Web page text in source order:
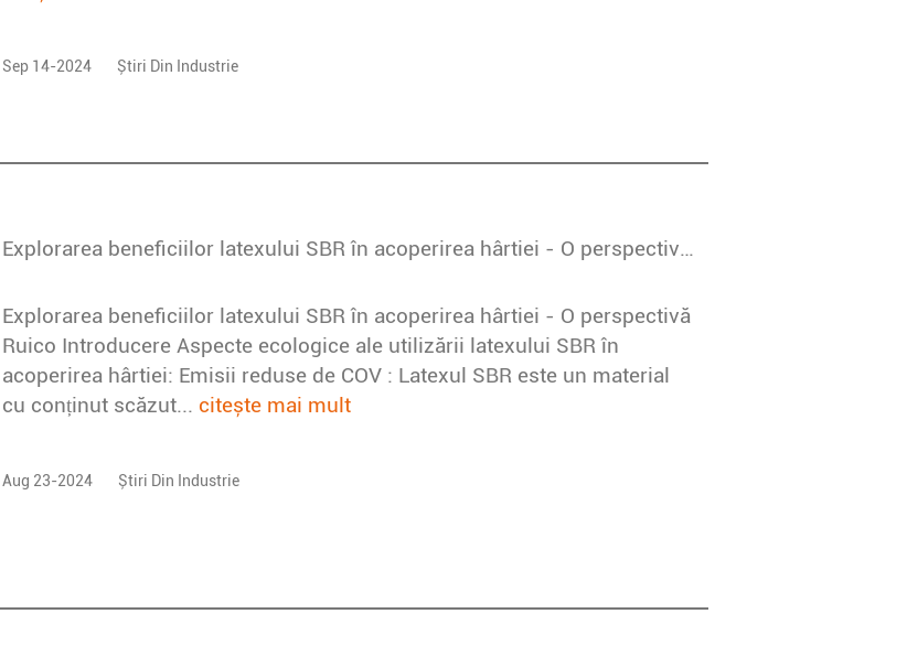
Sep 14-2024 Știri Din Industrie
Explorarea beneficiilor latexului SBR în acoperirea hârtiei - O perspectivă Ruico Introducere
Explorarea beneficiilor latexului SBR în acoperirea hârtiei - O perspectivă
Ruico Introducere Aspecte ecologice ale utilizării latexului SBR în
acoperirea hârtiei: Emisii reduse de COV : Latexul SBR este un material
cu conținut scăzut... citește mai mult
Aug 23-2024 Știri Din Industrie